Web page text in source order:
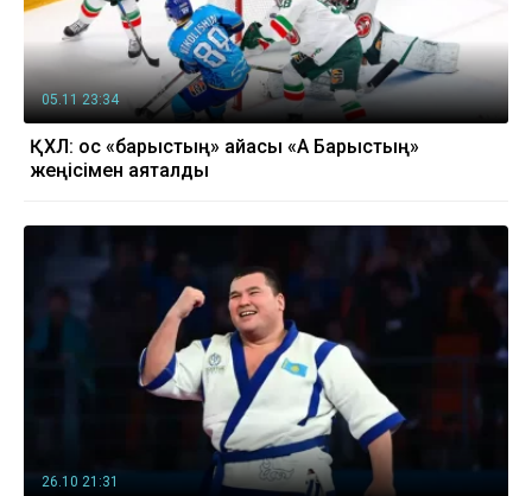
05.11 23:34
ҚХЛ: қос «барыстың» айқасы «Ақ Барыстың»
жеңісімен аяқталды
26.10 21:31